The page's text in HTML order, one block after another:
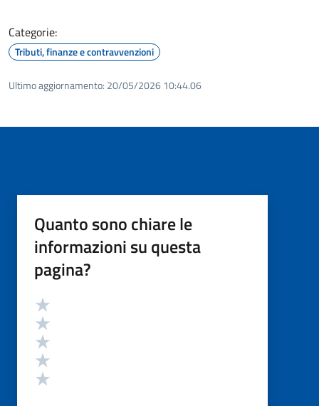
Categorie:
Tributi, finanze e contravvenzioni
Ultimo aggiornamento: 20/05/2026 10:44.06
Quanto sono chiare le
informazioni su questa
pagina?
Valutazione